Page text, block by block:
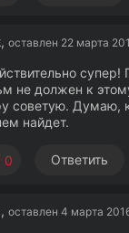
, оставлен 22 марта
супер!
не должен к
советую. Думаю,
найдет.
0 Ответить
, оставлен 4 марта